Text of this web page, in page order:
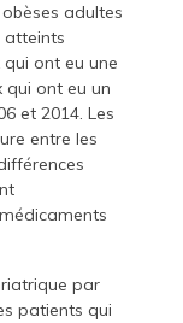
adultes
atteints
ont eu une
qui ont eu un
et 2014. Les
entre les
par
patients qui